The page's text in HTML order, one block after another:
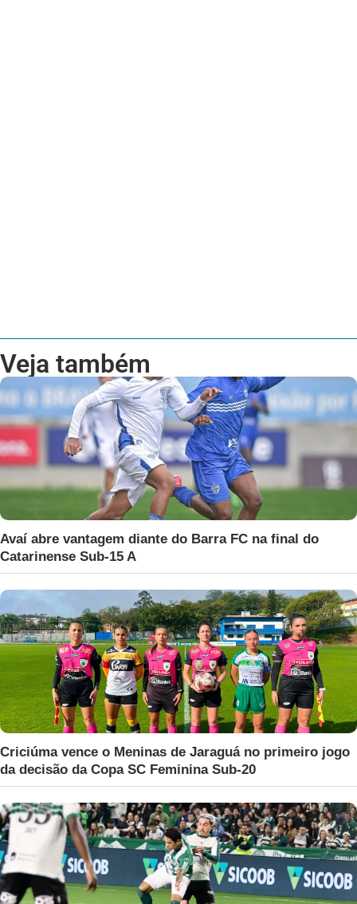
Veja também
Avaí abre vantagem diante do Barra FC na final do
Catarinense Sub-15 A
Criciúma vence o Meninas de Jaraguá no primeiro jogo
da decisão da Copa SC Feminina Sub-20